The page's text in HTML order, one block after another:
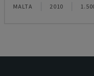
MALTA 2010